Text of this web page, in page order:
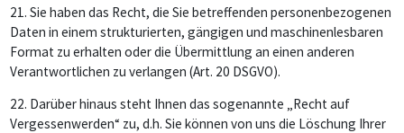
21. Sie haben das Recht, die Sie betreffenden personenbezogenen
Daten in einem strukturierten, gängigen und maschinenlesbaren
Format zu erhalten oder die Übermittlung an einen anderen
Verantwortlichen zu verlangen (Art. 20 DSGVO).
22. Darüber hinaus steht Ihnen das sogenannte „Recht auf
Vergessenwerden“ zu, d.h. Sie können von uns die Löschung Ihrer